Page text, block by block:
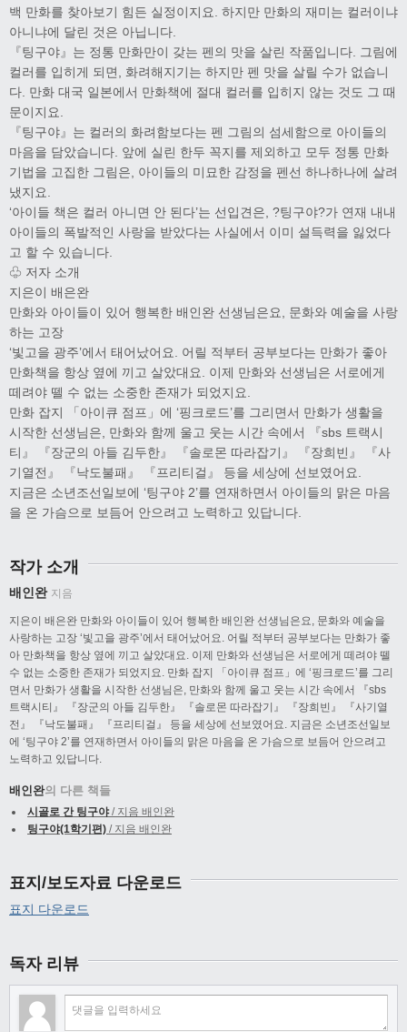
백 만화를 찾아보기 힘든 실정이지요. 하지만 만화의 재미는 컬러이냐
아니냐에 달린 것은 아닙니다.
『팅구야』는 정통 만화만이 갖는 펜의 맛을 살린 작품입니다. 그림에
컬러를 입히게 되면, 화려해지기는 하지만 펜 맛을 살릴 수가 없습니
다. 만화 대국 일본에서 만화책에 절대 컬러를 입히지 않는 것도 그 때
문이지요.
『팅구야』는 컬러의 화려함보다는 펜 그림의 섬세함으로 아이들의
마음을 담았습니다. 앞에 실린 한두 꼭지를 제외하고 모두 정통 만화
기법을 고집한 그림은, 아이들의 미묘한 감정을 펜선 하나하나에 살려
냈지요.
‘아이들 책은 컬러 아니면 안 된다’는 선입견은, ?팅구야?가 연재 내내
아이들의 폭발적인 사랑을 받았다는 사실에서 이미 설득력을 잃었다
고 할 수 있습니다.
♧ 저자 소개
지은이 배은완
만화와 아이들이 있어 행복한 배인완 선생님은요, 문화와 예술을 사랑
하는 고장
‘빛고을 광주’에서 태어났어요. 어릴 적부터 공부보다는 만화가 좋아
만화책을 항상 옆에 끼고 살았대요. 이제 만화와 선생님은 서로에게
떼려야 뗄 수 없는 소중한 존재가 되었지요.
만화 잡지 「아이큐 점프」에 ‘핑크로드’를 그리면서 만화가 생활을
시작한 선생님은, 만화와 함께 울고 웃는 시간 속에서 『sbs 트랙시
티』 『장군의 아들 김두한』 『솔로몬 따라잡기』 『장희빈』 『사
기열전』 『낙도불패』 『프리티걸』 등을 세상에 선보였어요.
지금은 소년조선일보에 ‘팅구야 2’를 연재하면서 아이들의 맑은 마음
을 온 가슴으로 보듬어 안으려고 노력하고 있답니다.
작가 소개
배인완 지음
지은이 배은완 만화와 아이들이 있어 행복한 배인완 선생님은요, 문화와 예술을
사랑하는 고장 ‘빛고을 광주’에서 태어났어요. 어릴 적부터 공부보다는 만화가 좋
아 만화책을 항상 옆에 끼고 살았대요. 이제 만화와 선생님은 서로에게 떼려야 뗄
수 없는 소중한 존재가 되었지요. 만화 잡지 「아이큐 점프」에 ‘핑크로드’를 그리
면서 만화가 생활을 시작한 선생님은, 만화와 함께 울고 웃는 시간 속에서 『sbs
트랙시티』 『장군의 아들 김두한』 『솔로몬 따라잡기』 『장희빈』 『사기열
전』 『낙도불패』 『프리티걸』 등을 세상에 선보였어요. 지금은 소년조선일보
에 ‘팅구야 2’를 연재하면서 아이들의 맑은 마음을 온 가슴으로 보듬어 안으려고
노력하고 있답니다.
배인완의 다른 책들
시골로 간 팅구야/ 지음 배인완
팅구야(1학기편) / 지음 배인완
표지/보도자료 다운로드
표지 다운로드
독자 리뷰